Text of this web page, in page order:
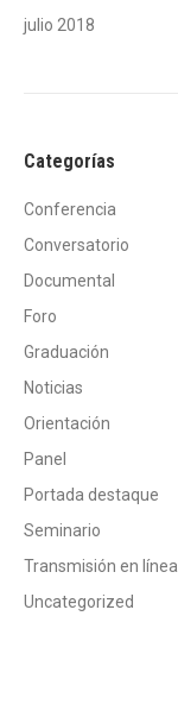
julio 2018
Categorías
Conferencia
Conversatorio
Documental
Foro
Graduación
Noticias
Orientación
Panel
Portada destaque
Seminario
Transmisión en línea
Uncategorized